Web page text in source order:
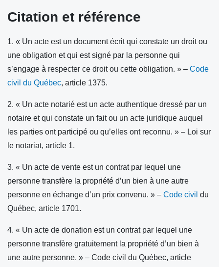
Citation et référence
1. « Un acte est un document écrit qui constate un droit ou
une obligation et qui est signé par la personne qui
s’engage à respecter ce droit ou cette obligation. » – Code
civil du Québec, article 1375.
2. « Un acte notarié est un acte authentique dressé par un
notaire et qui constate un fait ou un acte juridique auquel
les parties ont participé ou qu’elles ont reconnu. » – Loi sur
le notariat, article 1.
3. « Un acte de vente est un contrat par lequel une
personne transfère la propriété d’un bien à une autre
personne en échange d’un prix convenu. » – Code civil du
Québec, article 1701.
4. « Un acte de donation est un contrat par lequel une
personne transfère gratuitement la propriété d’un bien à
une autre personne. » – Code civil du Québec, article